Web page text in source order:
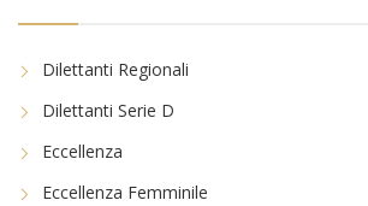
Dilettanti Regionali
Dilettanti Serie D
Eccellenza
Eccellenza Femminile